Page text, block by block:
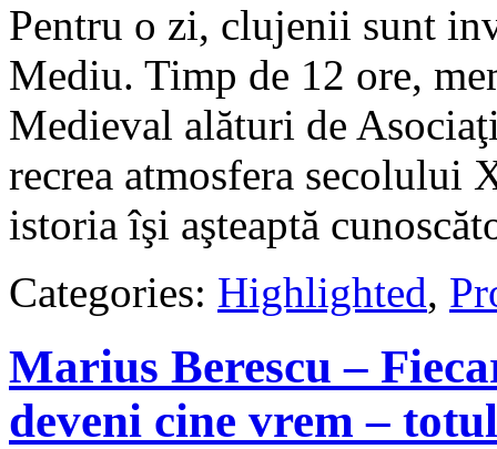
Pentru o zi, clujenii sunt
Mediu. Timp de 12 ore,
Medieval alături de
recrea atmosfera secolului
istoria îşi aşteaptă
Categories: Highlighted,
Marius Berescu –
deveni cine vrem –